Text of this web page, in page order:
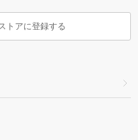
トアに登録する